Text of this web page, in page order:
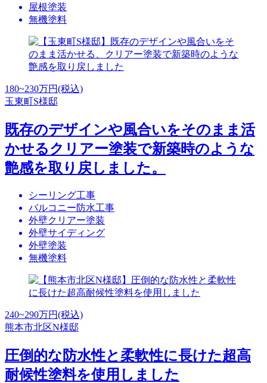
屋根塗装
無機塗料
180~230万円(税込)
玉東町S様邸
既存のデザインや風合いをそのまま活
かせるクリアー塗装で新築時のような
艶感を取り戻しました。
シーリング工事
バルコニー防水工事
外壁クリアー塗装
外壁サイディング
外壁塗装
無機塗料
240~290万円(税込)
熊本市北区N様邸
圧倒的な防水性と柔軟性に長けた超高
耐候性塗料を使用しました